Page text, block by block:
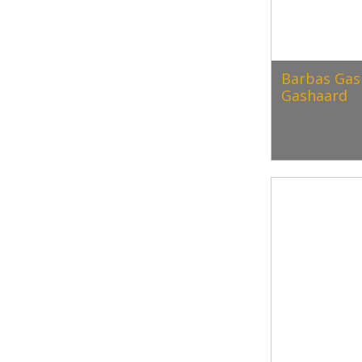
Barbas
Gashaard